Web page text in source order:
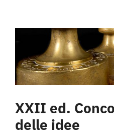
XXII ed.
delle idee